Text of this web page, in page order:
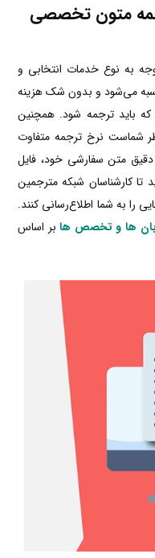
متون تخصصی
به نوع خدمات انتخابی و
می‌شود و بدون شک هزینه
باید ترجمه شود. همچنین
شماست نرخ ترجمه متفاوت
دقیق متن سفارشی خود، فایل
تا کارشناسان شبکه مترجمین
را به شما اطلاع‌رسانی کنند.
ها و تخصص هابر اساس